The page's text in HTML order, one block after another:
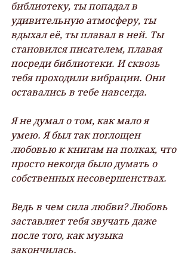
библиотеку, ты попадал в
удивительную атмосферу, ты
вдыхал её, ты плавал в ней. Ты
становился писателем, плавая
посреди библиотеки. И сквозь
тебя проходили вибрации. Они
оставались в тебе навсегда.
Я не думал о том, как мало я
умею. Я был так поглощен
любовью к книгам на полках, что
просто некогда было думать о
собственных несовершенствах.
Ведь в чем сила любви? Любовь
заставляет тебя звучать даже
после того, как музыка
закончилась.